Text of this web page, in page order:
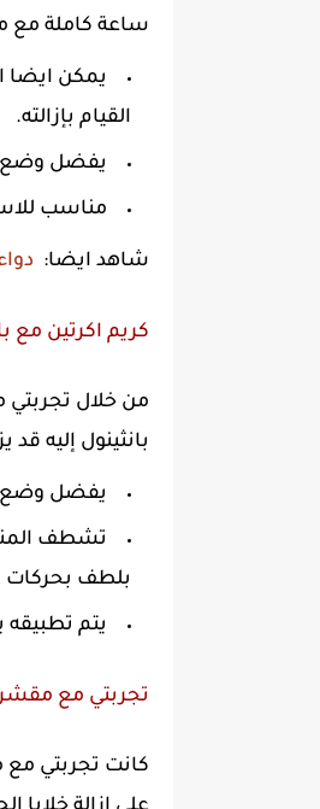
ساعة كاملة مع
يمكن ايضا
القيام بإزالته.
يفضل وضع
مناسب
شاهد ايضا:
كريم اكرتين مع
من خلال تجربتي
بانثينول إليه
يفضل وضع
تشطف
بلطف بحركات
يتم تطبيقه
تجربتي مع مقشر
كانت تجربتي مع